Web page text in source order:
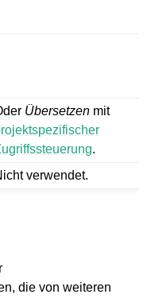
Übersetzen mit
.
verwendet.
die von weiteren